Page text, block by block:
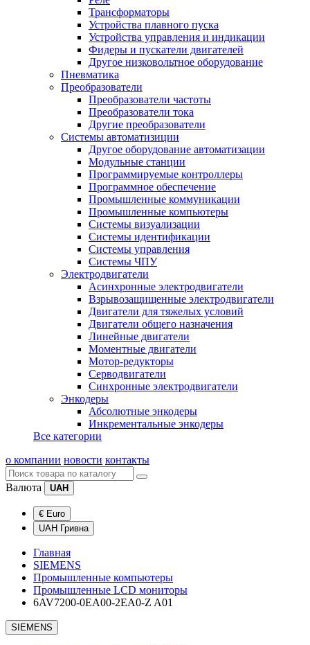
Трансформаторы
Устройства плавного пуска
Устройства управления и индикации
Фидеры и пускатели двигателей
Другое низковольтное оборудование
Пневматика
Преобразователи
Преобразователи частоты
Преобразователи тока
Другие преобразователи
Системы автоматизиции
Другое оборудование автоматизации
Модульные станции
Программируемые контроллеры
Программное обеспечение
Промышленные коммуникации
Промышленные компьютеры
Системы визуализации
Системы идентификации
Системы управления
Системы ЧПУ
Электродвигатели
Асинхронные электродвигатели
Взрывозащищенные электродвигатели
Двигатели для тяжелых условий
Двигатели общего назначения
Линейные двигатели
Моментные двигатели
Мотор-редукторы
Серводвигатели
Синхронные электродвигатели
Энкодеры
Абсолютные энкодеры
Инкрементальные энкодеры
Все категории
о компании новости контакты
Валюта UAH
€ Euro
UAH Гривна
Главная
SIEMENS
Промышленные компьютеры
Промышленные LCD мониторы
6AV7200-0EA00-2EA0-Z A01
SIEMENS